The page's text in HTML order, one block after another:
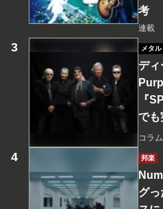
考
連載
メタル
デ
『
でも
コラム
邦楽
グ